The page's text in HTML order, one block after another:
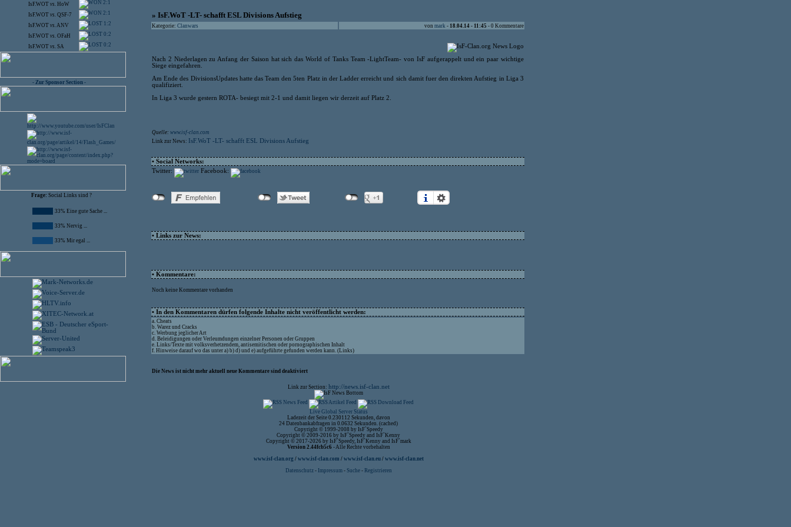
IsF.WOT vs. HoW 2:1
IsF.WOT vs. QSF-7 2:1
IsF.WOT vs.ANV 1:2
IsF.WOT vs. OFaH 0:2
IsF.WOT vs. SA 0:2
- Zur Sponsor Section -
Frage: Social Links sind ?
33% Eine gute Sache ...
33% Nervig ...
33% Mir egal ...
» IsF.WoT -LT- schafft ESL Divisions Aufstieg
Kategorie: Clanwars von mark - 18.04.14 - 11:45 - 0 Kommentare
Nach 2 Niederlagen zu Anfang der Saison hat sich das World of Tanks Team -LightTeam- von IsF aufgerappelt und ein paar wichtige
Siege eingefahren.
Am Ende des DivisionsUpdates hatte das Team den 5ten Platz in der Ladder erreicht und sich damit fuer den direkten Aufstieg in Liga 3
qualifiziert.
In Liga 3 wurde gestern ROTA- besiegt mit 2-1 und damit liegen wir derzeit auf Platz 2.
Quelle: www.isf-clan.com
Link zur News:
IsF.WoT -LT- schafft ESL Divisions Aufstieg
• Social Networks:
Twitter:
Facebook:
• Links zur News:
• Kommentare:
Noch keine Kommentare vorhanden
• In den Kommentaren dürfen folgende Inhalte nicht veröffentlicht werden:
a. Cheats
b. Warez und Cracks
c. Werbung jeglicher Art
d. Beleidigungen oder Verleumdungen einzelner Personen oder Gruppen
e. Links/Texte mit volksverhetzendem, antisemitischen oder pornographischen Inhalt
f. Hinweise darauf wo das unter a) b) d) und e) aufgeführte gefunden werden kann. (Links)
Die News ist nicht mehr aktuell neue Kommentare sind deaktiviert
Link zur Section: http://news.isf-clan.net
Live Global Server Status
Ladezeit der Seite 0.230112 Sekunden, davon
24 Datenbankabfragen in 0.0632 Sekunden. (cached)
Copyright © 1999-2008 by IsF`Speedy
Copyright © 2009-2016 by IsF`Speedy and IsF`Kenny
Copyright © 2017-2026 by IsF`Speedy, IsF`Kenny and IsF`mark
Version 2.44fcb5c6 - Alle Rechte vorbehalten
www.isf-clan.org / www.isf-clan.com / www.isf-clan.eu/ www.isf-clan.net
Datenschutz - Impressum- Suche- Registrieren